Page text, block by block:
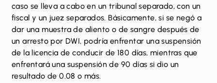
caso se lleva a cabo en un tribunal separado, con un
fiscal y un juez separados. Básicamente, si se negó a
dar una muestra de aliento o de sangre después de
un arresto por DWI, podría enfrentar una suspensión
de la licencia de conducir de 180 días, mientras que
enfrentará una suspensión de 90 días si dio un
resultado de 0.08 o más.